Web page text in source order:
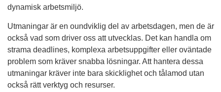
dynamisk arbetsmiljö.
Utmaningar är en oundviklig del av arbetsdagen, men de är
också vad som driver oss att utvecklas. Det kan handla om
strama deadlines, komplexa arbetsuppgifter eller oväntade
problem som kräver snabba lösningar. Att hantera dessa
utmaningar kräver inte bara skicklighet och tålamod utan
också rätt verktyg och resurser.